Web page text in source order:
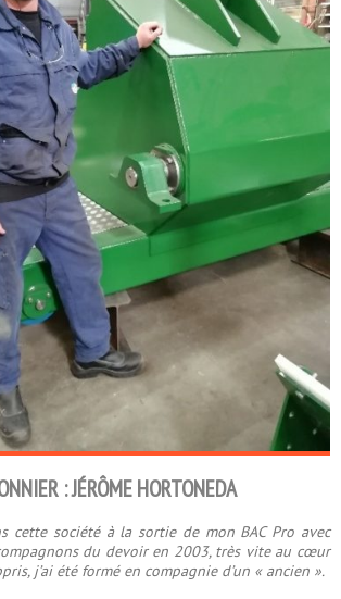
: JÉRÔME HORTONEDA
cette société à la sortie de mon BAC Pro avec
du devoir en 2003, très vite au cœur
j’ai été formé en compagnie d’un « ancien ».